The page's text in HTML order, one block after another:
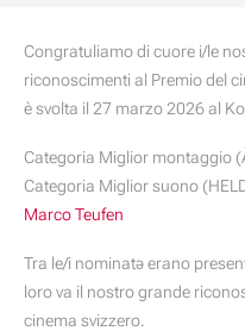
Congratuliamo di cuore i/le
riconoscimenti al Premio del
è svolta il 27 marzo 2026 al
Categoria Miglior montaggio
Categoria Miglior suono
Marco Teufen
Tra le/i nominatə erano
loro va il nostro grande
cinema svizzero.